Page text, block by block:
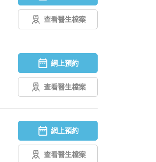
查看醫生檔案
網上預約
查看醫生檔案
網上預約
查看醫生檔案